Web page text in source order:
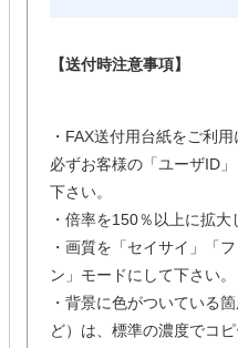
【送付時注意事項】
・FAX送付用台紙をご利
必ずお客様の「ユーザID
下さい。
・倍率を150％以上に拡大
・画質を「セイサイ」「
ン」モードにして下さい。
・背景に色がついている
ど）は、標準の濃度でコ